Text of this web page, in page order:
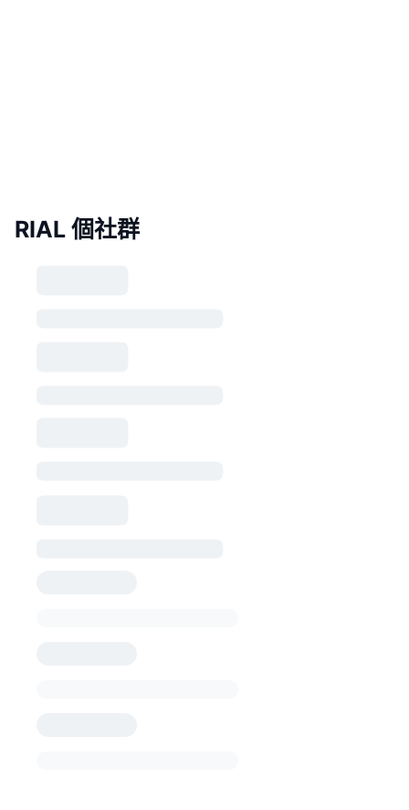
RIAL 個社群